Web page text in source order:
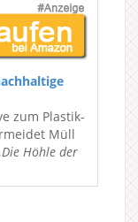
zum Plastik-
Müll
Höhle der